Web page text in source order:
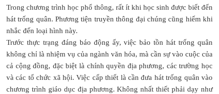
Trong chương trình học phổ thông, rất ít khi học sinh được biết đến
hát trống quân. Phương tiện truyền thông đại chúng cũng hiếm khi
nhắc đến loại hình này.
Trước thực trạng đáng báo động ấy, việc bảo tồn hát trống quân
không chỉ là nhiệm vụ của ngành văn hóa, mà cần sự vào cuộc của
cả cộng đồng, đặc biệt là chính quyền địa phương, các trường học
và các tổ chức xã hội. Việc cấp thiết là cần đưa hát trống quân vào
chương trình giáo dục địa phương. Không nhất thiết phải dạy như